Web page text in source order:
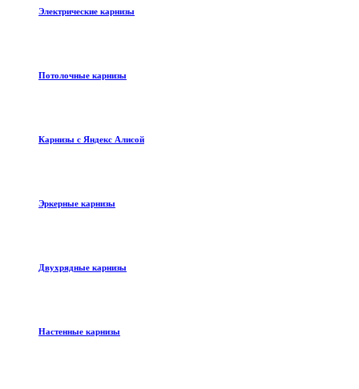
Электрические карнизы
Потолочные карнизы
Карнизы с Яндекс Алисой
Эркерные карнизы
Двухрядные карнизы
Настенные карнизы